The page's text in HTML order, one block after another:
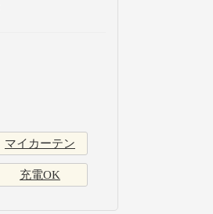
マイカーテン
充電OK